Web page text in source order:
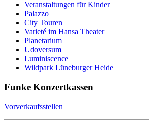
Veranstaltungen für Kinder
Palazzo
City Touren
Varieté im Hansa Theater
Planetarium
Udoversum
Luminiscence
Wildpark Lüneburger Heide
Funke Konzertkassen
Vorverkaufsstellen